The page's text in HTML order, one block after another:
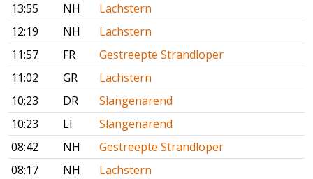
13:55
NH
Lachstern
12:19
NH
Lachstern
11:57
FR
Gestreepte Strandloper
11:02
GR
Lachstern
10:23
DR
Slangenarend
10:23
LI
Slangenarend
08:42
NH
Gestreepte Strandloper
08:17
NH
Lachstern